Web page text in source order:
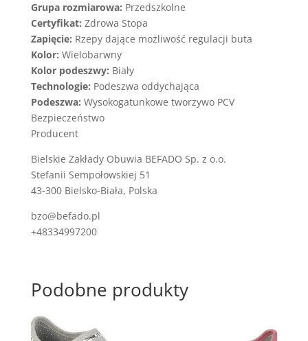
Grupa rozmiarowa: Przedszkolne
Certyfikat: Zdrowa Stopa
Zapięcie: Rzepy dające możliwość regulacji buta
Kolor: Wielobarwny
Kolor podeszwy: Biały
Technologie: Podeszwa oddychająca
Podeszwa: Wysokogatunkowe tworzywo PCV
Bezpieczeństwo
Producent
Bielskie Zakłady Obuwia BEFADO Sp. z o.o.
Stefanii Sempołowskiej 51
43-300 Bielsko-Biała, Polska
bzo@befado.pl
+48334997200
Podobne produkty